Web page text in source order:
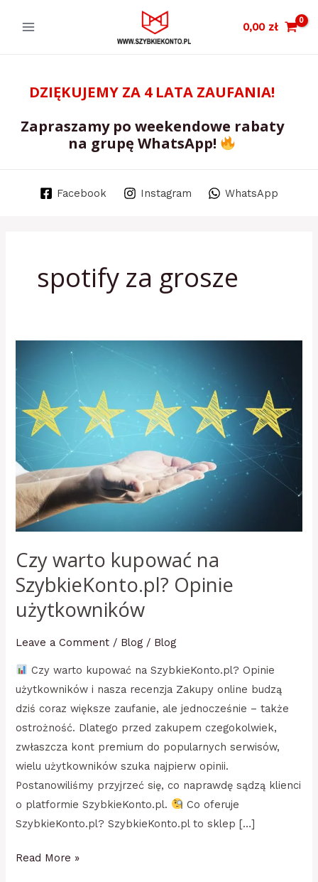
0,00 zł
DZIĘKUJEMY ZA 4 LATA ZAUFANIA!
Zapraszamy po weekendowe rabaty
na grupę WhatsApp!
Facebook Instagram WhatsApp
spotify za grosze
Czy warto kupować na
SzybkieKonto.pl? Opinie
użytkowników
Leave a Comment / Blog / Blog
Czy warto kupować na SzybkieKonto.pl? Opinie
użytkowników i nasza recenzja Zakupy online budzą
dziś coraz większe zaufanie, ale jednocześnie – także
ostrożność. Dlatego przed zakupem czegokolwiek,
zwłaszcza kont premium do popularnych serwisów,
wielu użytkowników szuka najpierw opinii.
Postanowiliśmy przyjrzeć się, co naprawdę sądzą klienci
o platformie SzybkieKonto.pl.
Co oferuje
SzybkieKonto.pl? SzybkieKonto.pl to sklep […]
warto
kupować
na
SzybkieKonto.pl?
użytkowników
Read More »